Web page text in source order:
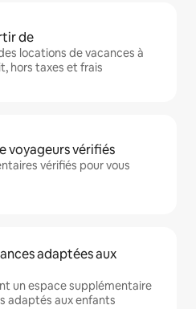
de
locations de vacances à
hors taxes et frais
voyageurs vérifiés
vérifiés pour vous
adaptées aux
un espace supplémentaire
adaptés aux enfants